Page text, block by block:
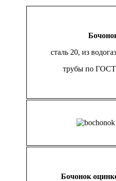
сталь 20, из
трубы по ГОСТ
Бочонок